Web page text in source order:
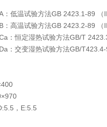
：低温试验方法GB 2423.1-89 （
：高温试验方法GB 2423.2-89 （
：恒定湿热试验方法GB/T
：交变湿热试验方法GB/
，E:5.5